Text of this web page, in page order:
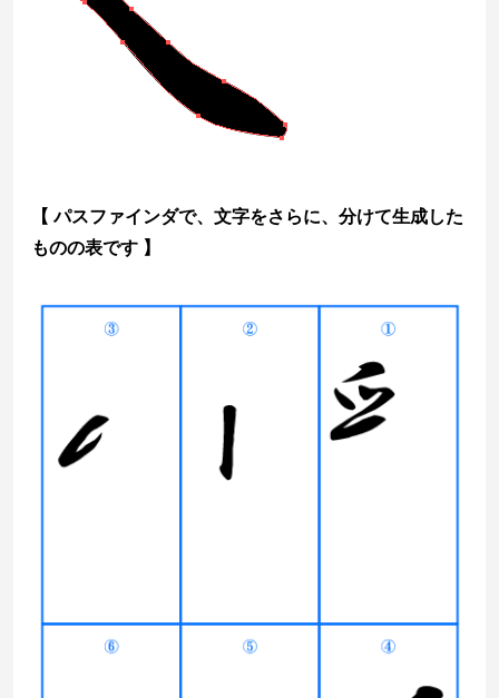
【 パスファインダで、文字をさらに、分けて生成した
ものの表です 】